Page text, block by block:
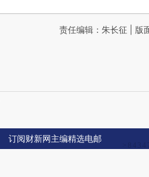
责任编辑：朱长征 | 版
订阅财新网主编精选电邮